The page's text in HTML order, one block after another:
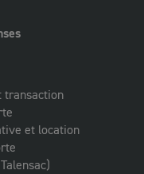
transaction
et location